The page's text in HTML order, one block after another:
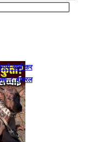
खर्च कर
? वायरल